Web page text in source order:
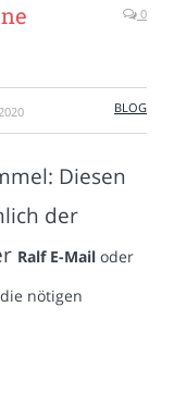
0
BLOG
Diesen
der
Ralf E-Mail oder
nötigen